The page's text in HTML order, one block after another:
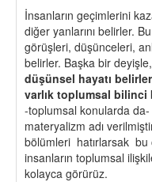
İnsanların geçimlerini
diğer yanlarını belirler.
görüşleri, düşünceleri,
belirler. Başka bir deyişle,
düşünsel hayatı belirler
varlık toplumsal bilinci
-toplumsal konularda
materyalizm adı
bölümleri hatırlarsak bu
insanların toplumsal
kolayca görürüz.